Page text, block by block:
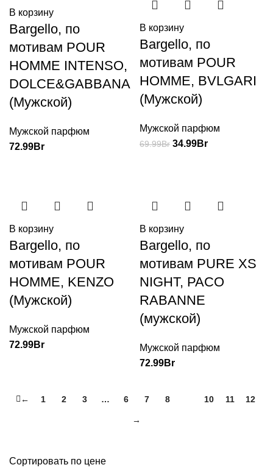
Сортировать по цене
В корзину
Bargello, по
мотивам POUR
HOMME INTENSO,
DOLCE&GABBANA
(Мужской)
Мужской парфюм
72.99Br
В корзину
Bargello, по
мотивам POUR
HOMME, BVLGARI
(Мужской)
Мужской парфюм
69.99Br 34.99Br
В корзину
Bargello, по
мотивам POUR
HOMME, KENZO
(Мужской)
Мужской парфюм
72.99Br
В корзину
Bargello, по
мотивам PURE XS
NIGHT, PACO
RABANNE
(мужской)
Мужской парфюм
72.99Br
← 1 2 3 … 6 7 8 10 11 12
→